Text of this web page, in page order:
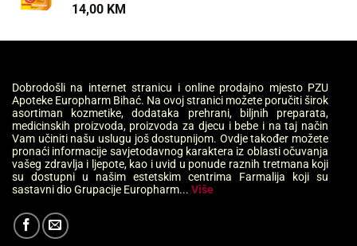
14,00 KM
Dobrodošli na internet stranicu i online prodajno mjesto PZU
Apoteke Europharm Bihać. Na ovoj stranici možete poručiti širok
asortiman kozmetike, dodataka prehrani, biljnih preparata,
medicinskih proizvoda, proizvoda za djecu i bebe i na taj način
Vam učiniti našu uslugu još dostupnijom. Ovdje također možete
pronaći informacije savjetodavnog karaktera iz oblasti očuvanja
vašeg zdravlja i ljepote, kao i uvid u ponude raznih tretmana koji
su dostupni u našim estetskim centrima Farmalija koji su
sastavni dio Grupacije Europharm... Više